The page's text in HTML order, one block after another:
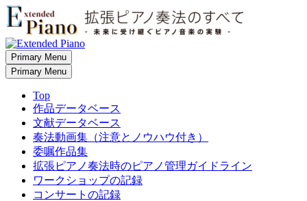
Primary Menu
Primary Menu
Top
作品データベース
文献データベース
奏法動画集（注意とノウハウ付き）
委嘱作品集
拡張ピアノ奏法時のピアノ管理ガイドライン
ワークショップの記録
コンサートの記録